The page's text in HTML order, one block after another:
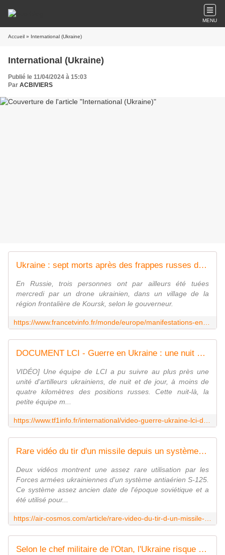
MENU
Accueil » International (Ukraine)
International (Ukraine)
Publié le 11/04/2024 à 15:03
Par ACBIVIERS
Ukraine : sept morts après des frappes russes dans les régions de Kharkiv et d'Odessa, deux sites énergétiques touchés
En Russie, trois personnes ont par ailleurs été tuées
mercredi par un drone ukrainien, dans un village de la
région frontalière de Koursk, selon le gouverneur.
DOCUMENT LCI - Guerre en Ukraine : une nuit sur la ligne de front avec une unité d'artilleurs | TF1 INFO
VIDÉO] Une équipe de LCI a pu suivre au plus près une
unité d'artilleurs ukrainiens, de nuit et de jour, à moins de
quatre kilomètres des positions russes. Cette nuit-là, la
petite équipe m...
Rare vidéo du tir d'un missile depuis un système antiaérien S-125 ukrainien
Deux vidéos montrent une assez rare utilisation par les
Forces armées ukrainiennes d'un système antiaérien S-125.
Ce système assez ancien date de l'époque soviétique et a
été utilisé pour...
Selon le chef militaire de l'Otan, l'Ukraine risque de manquer de munitions "dans un délai relativement court" - Zone Militaire